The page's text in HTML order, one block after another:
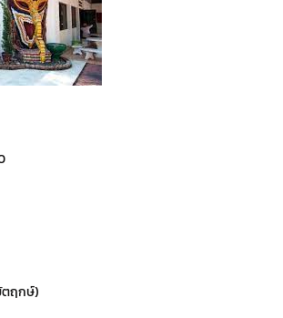
ตฤกษ์)